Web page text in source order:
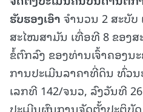
ຮັບຮອງເອົາ ຈໍານວນ 2 ສະບັບ
ສະໄໝສາມັນ ເທື່ອທີ 8 ຂອງສ
ຂໍ້ຕົກລົງ ຂອງທ່ານເຈົ້າຄອງນ
ການປະເມີນລາຄາທີ່ດິນ ທົ່ວ
ເລກທີ 142/ຈນວ, ລົງວັນທີ
ປະເມີນຜົນການຈັດຕັ້ງປະຕິບັ